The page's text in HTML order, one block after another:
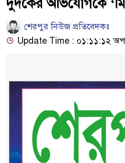
শেরপুর নিউজ প্রতিবেদকঃ
Update Time : ০১:১১:১২